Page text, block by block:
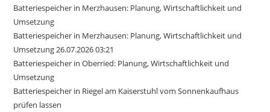
Batteriespeicher in Merzhausen: Planung, Wirtschaftlichkeit und
Umsetzung
Batteriespeicher in Merzhausen: Planung, Wirtschaftlichkeit und
Umsetzung 26.07.2026 03:21
Batteriespeicher in Oberried: Planung, Wirtschaftlichkeit und
Umsetzung
Batteriespeicher in Riegel am Kaiserstuhl vom Sonnenkaufhaus
prüfen lassen